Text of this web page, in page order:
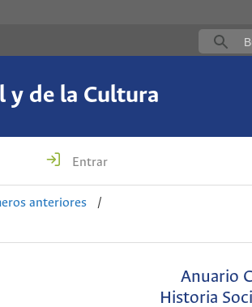
y de la Cultura
Entrar
anteriores
/
Anuario
Historia